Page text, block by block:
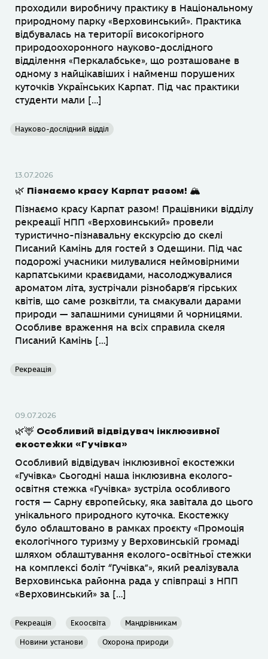
проходили виробничу практику в Національному
природному парку «Верховинський». Практика
відбувалась на території високогірного
природоохоронного науково-дослідного
відділення «Перкалабське», що розташоване в
одному з найцікавіших і найменш порушених
куточків Українських Карпат. Під час практики
студенти мали […]
Науково-дослідний відділ
13.07.2026
🌿 Пізнаємо красу Карпат разом! 🏔
Пізнаємо красу Карпат разом! Працівники відділу
рекреації НПП «Верховинський» провели
туристично-пізнавальну екскурсію до скелі
Писаний Камінь для гостей з Одещини. Під час
подорожі учасники милувалися неймовірними
карпатськими краєвидами, насолоджувалися
ароматом літа, зустрічали різнобарв’я гірських
квітів, що саме розквітли, та смакували дарами
природи — запашними суницями й чорницями.
Особливе враження на всіх справила скеля
Писаний Камінь […]
Рекреація
09.07.2026
🌿🦌 Особливий відвідувач інклюзивної
екостежки «Гучівка»
Особливий відвідувач інклюзивної екостежки
«Гучівка» Сьогодні наша інклюзивна еколого-
освітня стежка «Гучівка» зустріла особливого
гостя — Сарну європейську, яка завітала до цього
унікального природного куточка. Екостежку
було облаштовано в рамках проєкту «Промоція
екологічного туризму у Верховинській громаді
шляхом облаштування еколого-освітньої стежки
на комплексі боліт “Гучівка”», який реалізувала
Верховинська районна рада у співпраці з НПП
«Верховинський» за […]
Рекреація Екоосвіта Мандрівникам
Новини установи Охорона природи